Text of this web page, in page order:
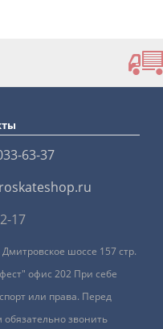
63-37
17
Дмитровское шоссе 157 стр.
офис 202 При себе
или права. Перед
обязательно звонить